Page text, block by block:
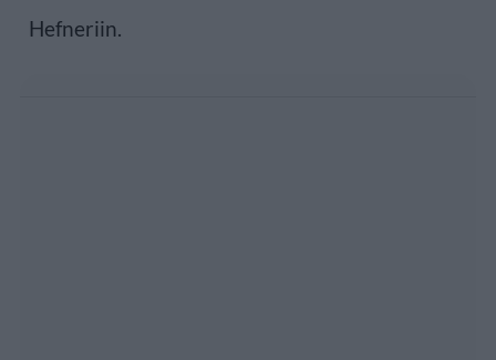
Hefneriin.